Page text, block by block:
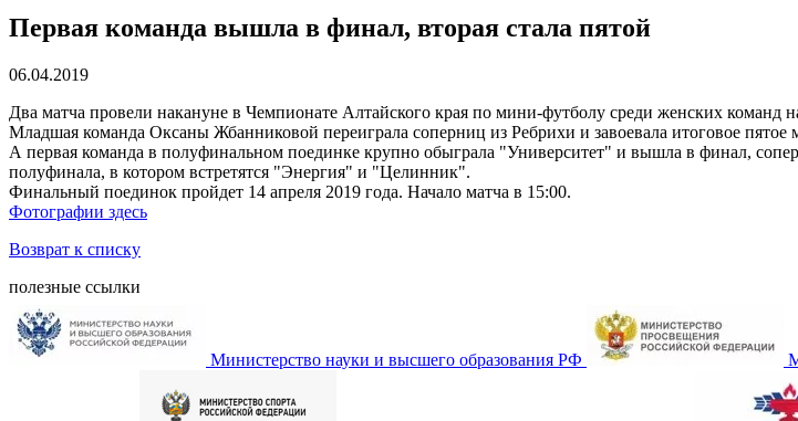
Первая команда вышла в финал, вторая стала пятой
06.04.2019
Два матча провели накануне в Чемпионате Алтайского края по мини-футболу среди женских команд
Младшая команда Оксаны Жбанниковой переиграла соперниц из Ребрихи и завоевала итоговое пятое
А первая команда в полуфинальном поединке крупно обыграла "Университет" и вышла в финал,
полуфинала, в котором встретятся "Энергия" и "Целинник".
Финальный поединок пройдет 14 апреля 2019 года. Начало матча в 15:00.
Фотографии здесь
Возврат к списку
полезные ссылки
Министерство науки и высшего образования РФ